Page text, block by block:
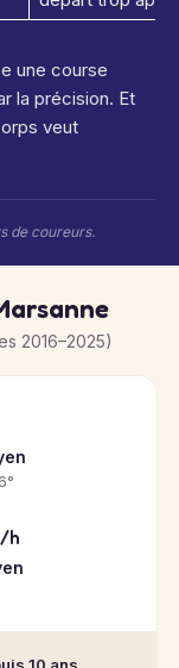
une course
la précision. Et
veut
de coureurs.
2016–2025)
h